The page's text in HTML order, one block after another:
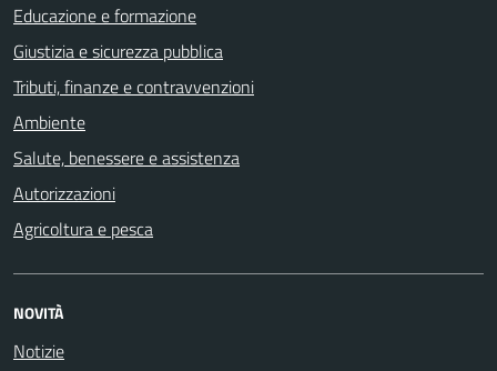
Educazione e formazione
Giustizia e sicurezza pubblica
Tributi, finanze e contravvenzioni
Ambiente
Salute, benessere e assistenza
Autorizzazioni
Agricoltura e pesca
NOVITÀ
Notizie